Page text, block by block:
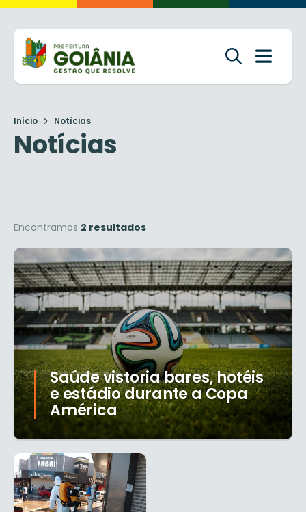
Início Notícias
Notícias
Encontramos 2 resultados
Saúde vistoria bares, hotéis
e estádio durante a Copa
América